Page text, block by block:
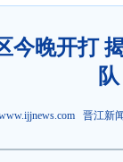
今晚开打
队
晋江新